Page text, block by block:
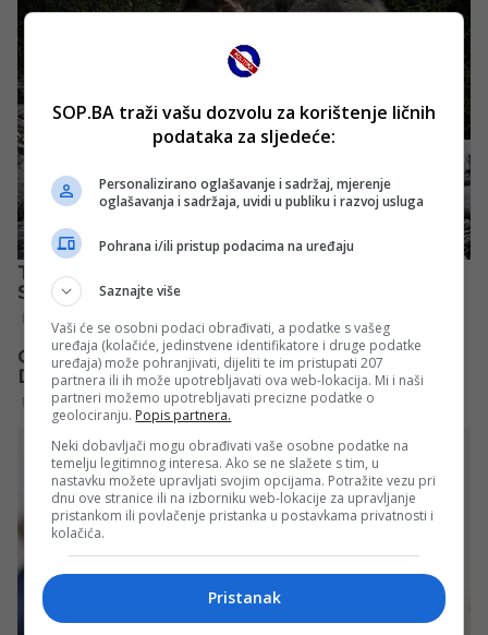
SOP.BA traži vašu dozvolu za korištenje ličnih
podataka za sljedeće:
Personalizirano oglašavanje i sadržaj, mjerenje
oglašavanja i sadržaja, uvidi u publiku i razvoj usluga
Pohrana i/ili pristup podacima na uređaju
Saznajte više
Vaši će se osobni podaci obrađivati, a podatke s vašeg
uređaja (kolačiće, jedinstvene identifikatore i druge podatke
uređaja) može pohranjivati, dijeliti te im pristupati 207
partnera ili ih može upotrebljavati ova web-lokacija. Mi i naši
partneri možemo upotrebljavati precizne podatke o
geolociranju. Popis partnera.
Neki dobavljači mogu obrađivati vaše osobne podatke na
temelju legitimnog interesa. Ako se ne slažete s tim, u
nastavku možete upravljati svojim opcijama. Potražite vezu pri
dnu ove stranice ili na izborniku web-lokacije za upravljanje
pristankom ili povlačenje pristanka u postavkama privatnosti i
kolačića.
Pristanak